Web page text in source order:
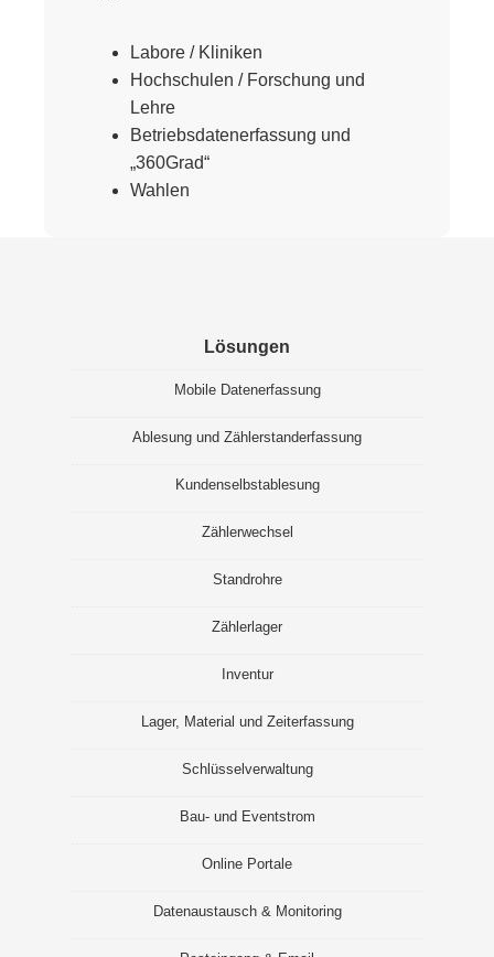
Labore / Kliniken
Hochschulen / Forschung und
Lehre
Betriebsdatenerfassung und
„360Grad“
Wahlen
Lösungen
Mobile Datenerfassung
Ablesung und Zählerstanderfassung
Kundenselbstablesung
Zählerwechsel
Standrohre
Zählerlager
Inventur
Lager, Material und Zeiterfassung
Schlüsselverwaltung
Bau- und Eventstrom
Online Portale
Datenaustausch & Monitoring